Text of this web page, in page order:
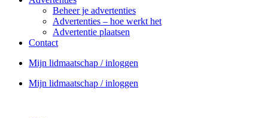
Beheer je advertenties
Advertenties – hoe werkt het
Advertentie plaatsen
Contact
Mijn lidmaatschap / inloggen
Mijn lidmaatschap / inloggen